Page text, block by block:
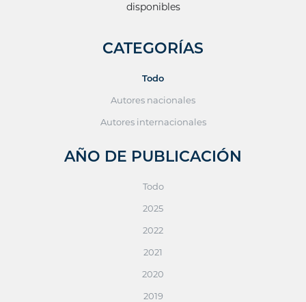
disponibles
CATEGORÍAS
Todo
Autores nacionales
Autores internacionales
AÑO DE PUBLICACIÓN
Todo
2025
2022
2021
2020
2019